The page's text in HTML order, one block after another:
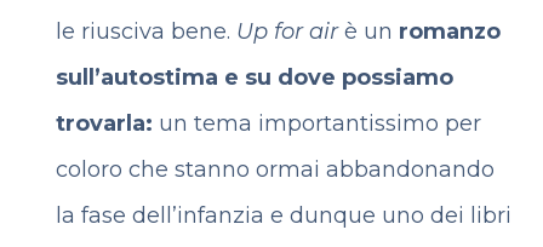
le riusciva bene. Up for airè un romanzo
sull’autostima e su dove possiamo
trovarla: un tema importantissimo per
coloro che stanno ormai abbandonando
la fase dell’infanzia e dunque uno dei libri